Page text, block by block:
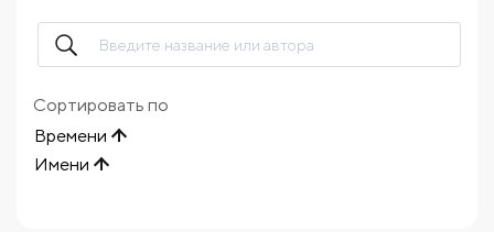
Сортировать по
Времени
Имени